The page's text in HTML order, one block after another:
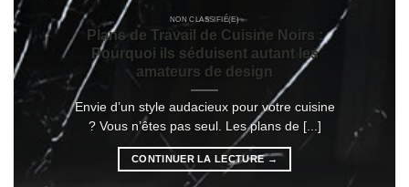
NON CLASSIFIÉ(E)
Plans de Travail de Cuisine Noirs :
Pourquoi ils séduisent autant les
amateurs de design
Envie d’un style audacieux pour votre cuisine
? Vous n’êtes pas seul. Les plans de [...]
CONTINUER LA LECTURE→